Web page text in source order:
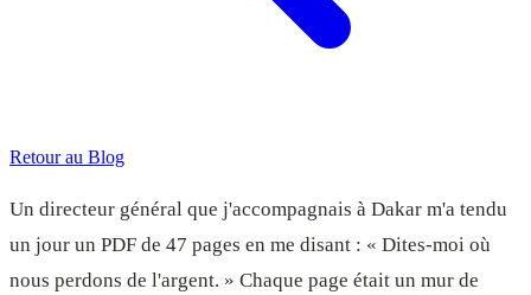
Retour au Blog
Un directeur général que j'accompagnais à Dakar m'a tendu
un jour un PDF de 47 pages en me disant : « Dites-moi où
nous perdons de l'argent. » Chaque page était un mur de